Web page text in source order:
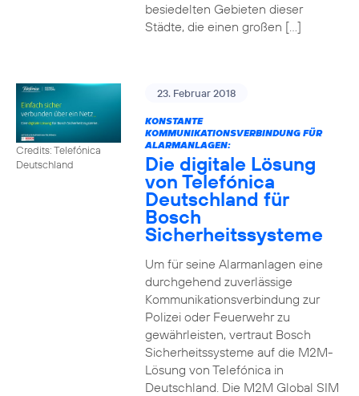
besiedelten Gebieten dieser
Städte, die einen großen […]
Credits: Telefónica
Deutschland
23. Februar 2018
KONSTANTE
KOMMUNIKATIONSVERBINDUNG FÜR
ALARMANLAGEN:
Die digitale Lösung
von Telefónica
Deutschland für
Bosch
Sicherheitssysteme
Um für seine Alarmanlagen eine
durchgehend zuverlässige
Kommunikationsverbindung zur
Polizei oder Feuerwehr zu
gewährleisten, vertraut Bosch
Sicherheitssysteme auf die M2M-
Lösung von Telefónica in
Deutschland. Die M2M Global SIM